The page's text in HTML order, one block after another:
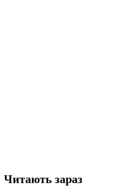
Читають зараз